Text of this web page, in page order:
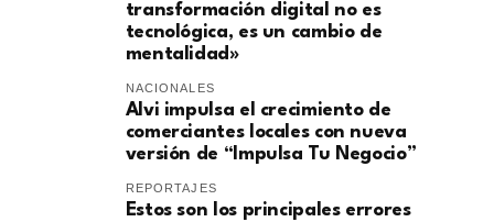
transformación digital no es
tecnológica, es un cambio de
mentalidad»
NACIONALES
Alvi impulsa el crecimiento de
comerciantes locales con nueva
versión de “Impulsa Tu Negocio”
REPORTAJES
Estos son los principales errores